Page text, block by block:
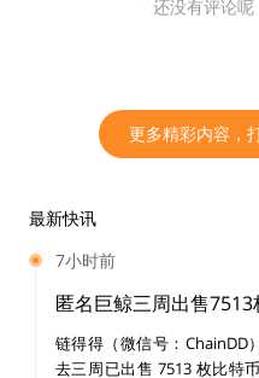
还没有评论
更多精彩内容，
最新快讯
7小时前
匿名巨鲸三周出售
链得得（微信号：ChainDD
去三周已出售 7513 枚比特